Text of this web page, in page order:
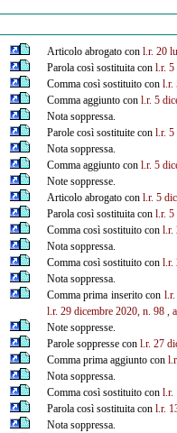
Articolo abrogato con l.r. 20
Parola così sostituita con l.r. 5
Comma così sostituito con l.r.
Comma aggiunto con l.r. 5
Nota soppressa.
Parole così sostituite con l.r. 5
Nota soppressa.
Comma aggiunto con l.r. 5
Note soppresse.
Articolo abrogato con l.r. 5
Parola così sostituita con l.r. 5
Comma così sostituito con l.r.
Nota soppressa.
Comma così sostituito con l.r.
Nota soppressa.
Comma prima inserito con
l.r. 29 dicembre 2020, n. 98 ,
Note soppresse.
Parole soppresse con l.r. 27
Comma prima aggiunto con
Nota soppressa.
Comma così sostituito con l.r.
Parola così sostituita con l.r.
Nota soppressa.